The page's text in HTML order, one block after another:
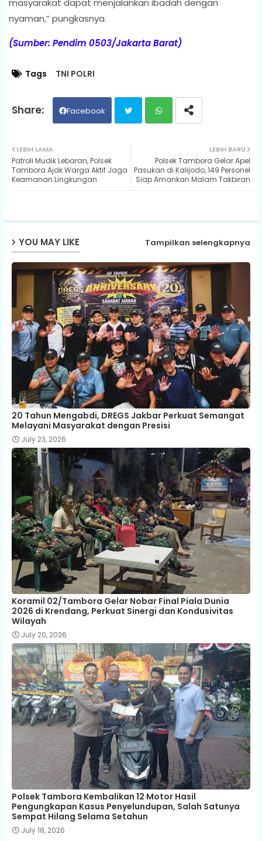
masyarakat dapat menjalankan ibadah dengan
nyaman,” pungkasnya.
(Sumber: Pendim 0503/Jakarta Barat)
Tags TNI POLRI
Facebook
ats
LEBIH BARU
Polsek Tambora Gelar Apel
Pasukan di Kalijodo, 149 Personel
Siap Amankan Malam Takbiran
LEBIH LAMA
Patroli Mudik Lebaran, Polsek
Tambora Ajak Warga Aktif Jaga
Keamanan Lingkungan
YOU MAY LIKE Tampilkan selengkapnya
20 Tahun Mengabdi, DREGS Jakbar Perkuat Semangat
Melayani Masyarakat dengan Presisi
July 23, 2026
Koramil 02/Tambora Gelar Nobar Final Piala Dunia
2026 di Krendang, Perkuat Sinergi dan Kondusivitas
Wilayah
July 20, 2026
Polsek Tambora Kembalikan 12 Motor Hasil
Pengungkapan Kasus Penyelundupan, Salah Satunya
Sempat Hilang Selama Setahun
July 18, 2026